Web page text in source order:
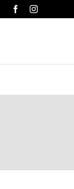
FacebookInstagram